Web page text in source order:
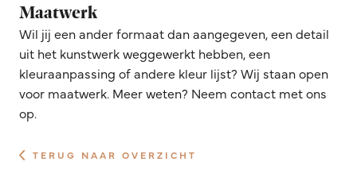
Maatwerk
Wil jij een ander formaat dan aangegeven, een detail
uit het kunstwerk weggewerkt hebben, een
kleuraanpassing of andere kleur lijst? Wij staan open
voor maatwerk. Meer weten? Neem contact met ons
op.
TERUG NAAR OVERZICHT